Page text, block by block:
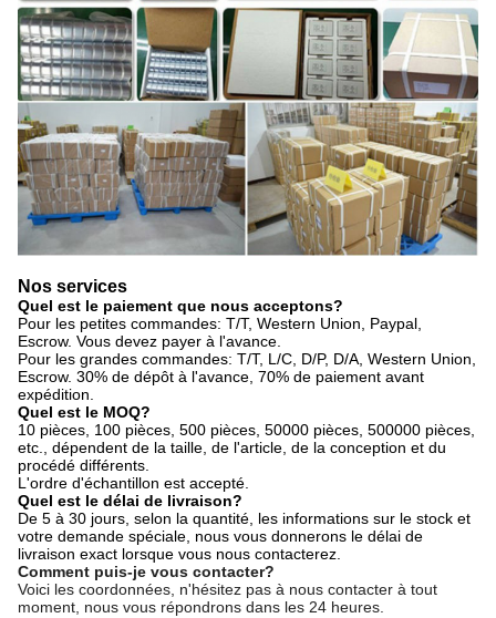
Nos services
Quel est le paiement que nous acceptons?
Pour les petites commandes: T/T, Western Union, Paypal,
Escrow. Vous devez payer à l'avance.
Pour les grandes commandes: T/T, L/C, D/P, D/A, Western Union,
Escrow. 30% de dépôt à l'avance, 70% de paiement avant
expédition.
Quel est le MOQ?
10 pièces, 100 pièces, 500 pièces, 50000 pièces, 500000 pièces,
etc., dépendent de la taille, de l'article, de la conception et du
procédé différents.
L'ordre d'échantillon est accepté.
Quel est le délai de livraison?
De 5 à 30 jours, selon la quantité, les informations sur le stock et
votre demande spéciale, nous vous donnerons le délai de
livraison exact lorsque vous nous contacterez.
Comment puis-je vous contacter?
Voici les coordonnées, n'hésitez pas à nous contacter à tout
moment, nous vous répondrons dans les 24 heures.